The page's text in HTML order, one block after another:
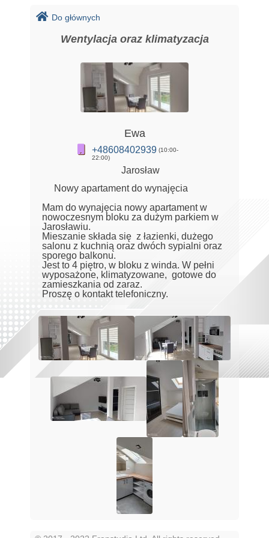
Do głównych
Wentylacja oraz klimatyzacja
Ewa
+48608402939 (10:00-
22:00)
Jarosław
Nowy apartament do wynajęcia
Mam do wynajęcia nowy apartament w
nowoczesnym bloku za dużym parkiem w
Jarosławiu.
Mieszanie składa się z łazienki, dużego
salonu z kuchnią oraz dwóch sypialni oraz
sporego balkonu.
Jest to 4 piętro, w bloku z winda. W pełni
wyposażone, klimatyzowane, gotowe do
zamieszkania od zaraz.
Proszę o kontakt telefoniczny.